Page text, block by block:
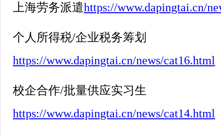
上海劳务派遣https://www.dapingtai.cn/
个人所得税/企业税务筹划
https://www.dapingtai.cn/news/cat16.html
校企合作/批量供应实习生
https://www.dapingtai.cn/news/cat14.html